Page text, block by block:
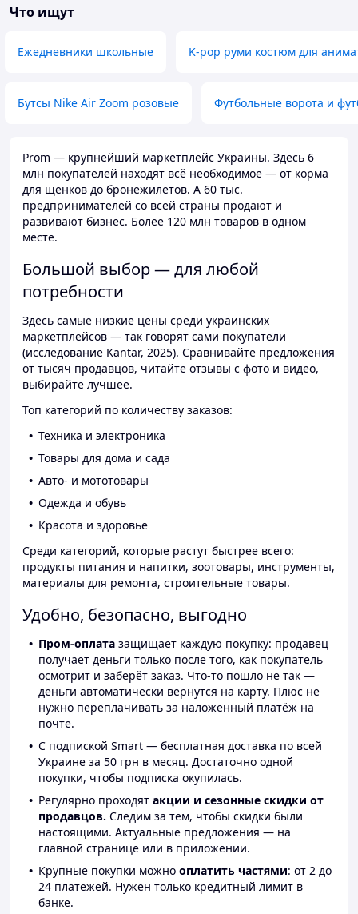
Что ищут
Ежедневники школьные K-pop руми костюм для
Бутсы Nike Air Zoom розовые Футбольные ворота и
Prom — крупнейший маркетплейс Украины. Здесь 6
млн покупателей находят всё необходимое — от корма
для щенков до бронежилетов. А 60 тыс.
предпринимателей со всей страны продают и
развивают бизнес. Более 120 млн товаров в одном
месте.
Большой выбор — для любой
потребности
Здесь самые низкие цены среди украинских
маркетплейсов — так говорят сами покупатели
(исследование Kantar, 2025). Сравнивайте предложения
от тысяч продавцов, читайте отзывы с фото и видео,
выбирайте лучшее.
Топ категорий по количеству заказов:
Техника и электроника
Товары для дома и сада
Авто- и мототовары
Одежда и обувь
Красота и здоровье
Среди категорий, которые растут быстрее всего:
продукты питания и напитки, зоотовары, инструменты,
материалы для ремонта, строительные товары.
Удобно, безопасно, выгодно
Пром-оплата защищает каждую покупку: продавец
получает деньги только после того, как покупатель
осмотрит и заберёт заказ. Что-то пошло не так —
деньги автоматически вернутся на карту. Плюс не
нужно переплачивать за наложенный платёж на
почте.
С подпиской Smart — бесплатная доставка по всей
Украине за 50 грн в месяц. Достаточно одной
покупки, чтобы подписка окупилась.
Регулярно проходят акции и сезонные скидки от
продавцов. Следим за тем, чтобы скидки были
настоящими. Актуальные предложения — на
главной странице или в приложении.
Крупные покупки можно оплатить частями: от 2 до
24 платежей. Нужен только кредитный лимит в
банке.